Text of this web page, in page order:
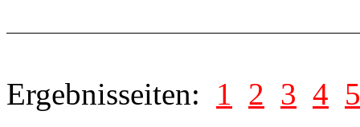
Ergebnisseiten: 1 2 3 4 5